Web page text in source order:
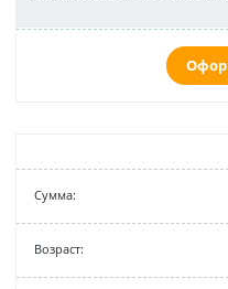
Cумма:
Возраст: